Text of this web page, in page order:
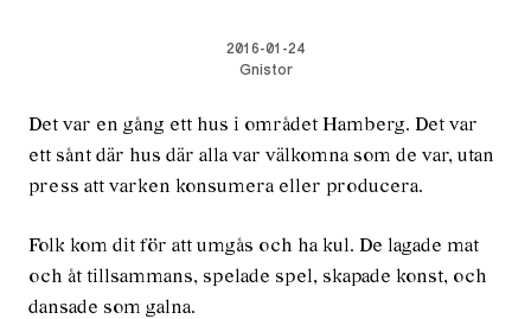
2016-01-24
Gnistor
Det var en gång ett hus i området Hamberg. Det var
ett sånt där hus där alla var välkomna som de var, utan
press att varken konsumera eller producera.
Folk kom dit för att umgås och ha kul. De lagade mat
och åt tillsammans, spelade spel, skapade konst, och
dansade som galna.